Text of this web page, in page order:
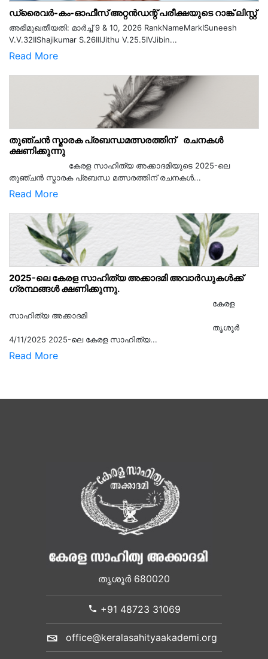
ഡ്രൈവർ-കം-ഓഫീസ് അറ്റൻഡന്റ് പരീക്ഷയുടെ റാങ്ക് ലിസ്റ്റ്
അഭിമുഖതീയതി: മാർച്ച് 9 & 10, 2026 RankNameMarkISuneesh
V.V.32IIShajikumar S.26IIIJithu V.25.5IVJibin...
Read More
തുഞ്ചൻ സ്മാരക പ്രബന്ധമത്സരത്തിന് രചനകൾ
ക്ഷണിക്കുന്നു
കേരള സാഹിത്യ അക്കാദമിയുടെ 2025-ലെ
തുഞ്ചൻ സ്മാരക പ്രബന്ധ മത്സരത്തിന് രചനകൾ...
Read More
2025-ലെ കേരള സാഹിത്യ അക്കാദമി അവാർഡുകൾക്ക്
ഗ്രന്ഥങ്ങൾ ക്ഷണിക്കുന്നു.
കേരള
സാഹിത്യ അക്കാദമി
തൃശൂര്‍
4/11/2025 2025-ലെ കേരള സാഹിത്യ...
Read More
തൃശൂർ 680020
+91 48723 31069
office@keralasahityaakademi.org